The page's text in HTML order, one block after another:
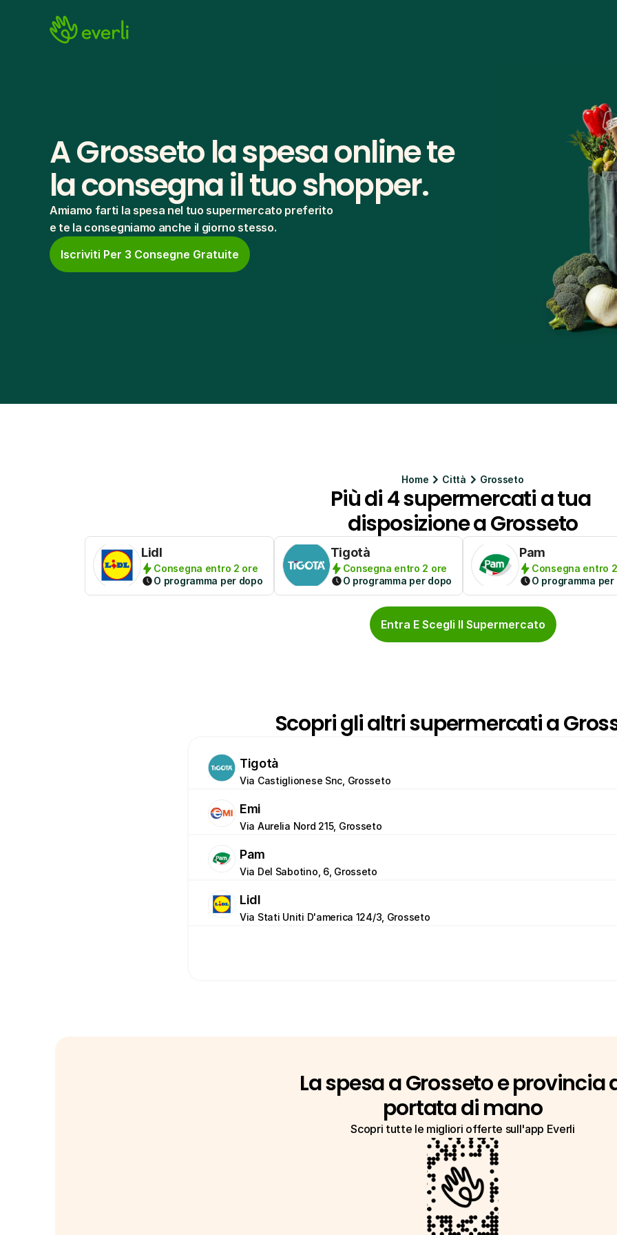
A Grosseto la spesa online te
la consegna il tuo shopper.
Amiamo farti la spesa nel tuo supermercato preferito
e te la consegniamo anche il giorno stesso.
Iscriviti Per 3 Consegne Gratuite
Home Città Grosseto
Più di 4 supermercati a tua
disposizione a Grosseto
Lidl
Consegna entro 2 ore
O programma per dopo
Tigotà
Consegna entro 2 ore
O programma per dopo
Pam
Consegna entro
O programma per
Entra E Scegli Il Supermercato
Scopri gli altri supermercati a
Tigotà
Via Castiglionese Snc, Grosseto
Emi
Via Aurelia Nord 215, Grosseto
Pam
Via Del Sabotino, 6, Grosseto
Lidl
Via Stati Uniti D'america 124/3, Grosseto
La spesa a Grosseto e provincia
portata di mano
Scopri tutte le migliori offerte sull'app Everli